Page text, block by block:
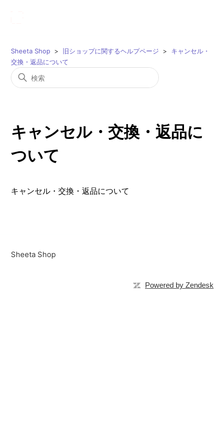
Sheeta Shop 旧ショップに関するヘルプページ
キャンセル・
交換・返品について
キャンセル・交換・返品に
ついて
キャンセル・交換・返品について
Sheeta Shop
Powered by Zendesk